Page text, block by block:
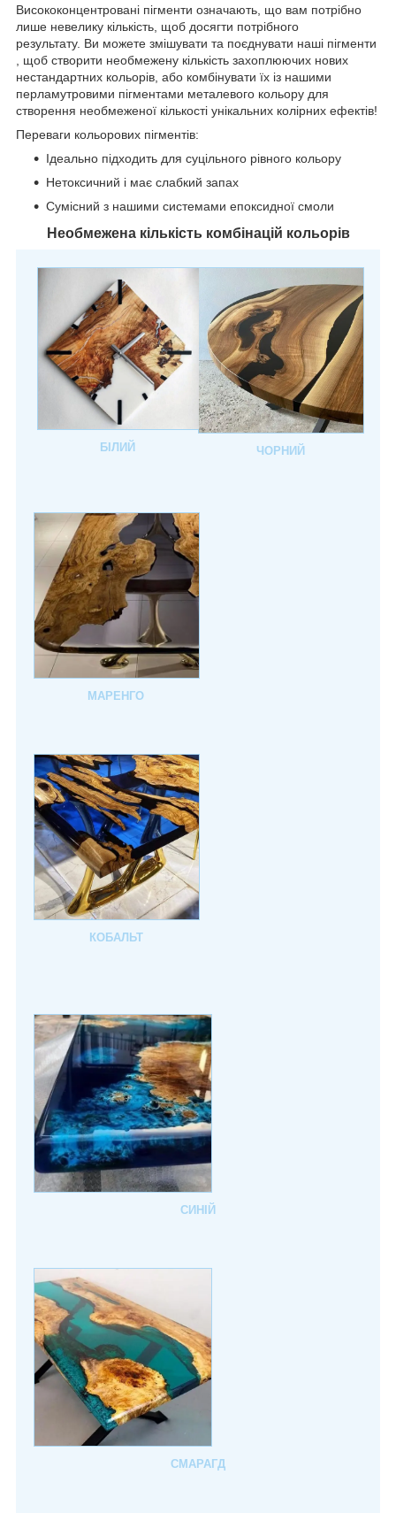
Висококонцентровані пігменти означають, що вам потрібно
лише невелику кількість, щоб досягти потрібного
результату. Ви можете змішувати та поєднувати наші пігменти
, щоб створити необмежену кількість захоплюючих нових
нестандартних кольорів, або комбінувати їх із нашими
перламутровими пігментами металевого кольору для
створення необмеженої кількості унікальних колірних ефектів!
Переваги кольорових пігментів:
Ідеально підходить для суцільного рівного кольору
Нетоксичний і має слабкий запах
Сумісний з нашими системами епоксидної смоли
Необмежена кількість комбінацій кольорів
БІЛИЙ ЧОРНИЙ
МАРЕНГО
КОБАЛЬТ
СИНІЙ
СМАРАГД